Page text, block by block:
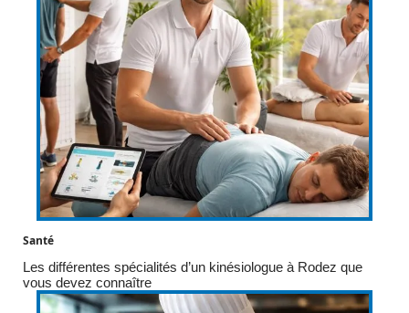
Santé
Les différentes spécialités d’un kinésiologue à Rodez que
vous devez connaître